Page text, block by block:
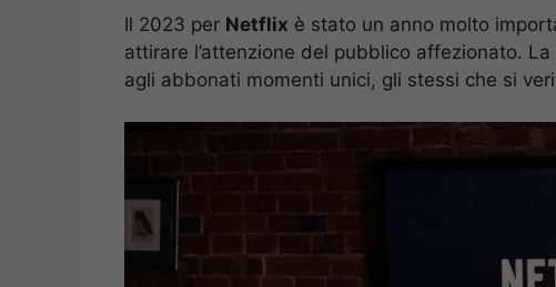
Il 2023 per Netflix è stato un anno molto
attirare l’attenzione del pubblico affezionato. La
agli abbonati momenti unici, gli stessi che si